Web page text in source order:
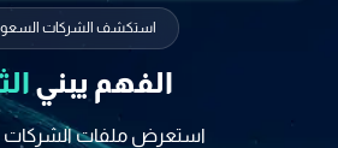
استكشف الشركات
الفهم يبني
استعرض ملفات الشركات